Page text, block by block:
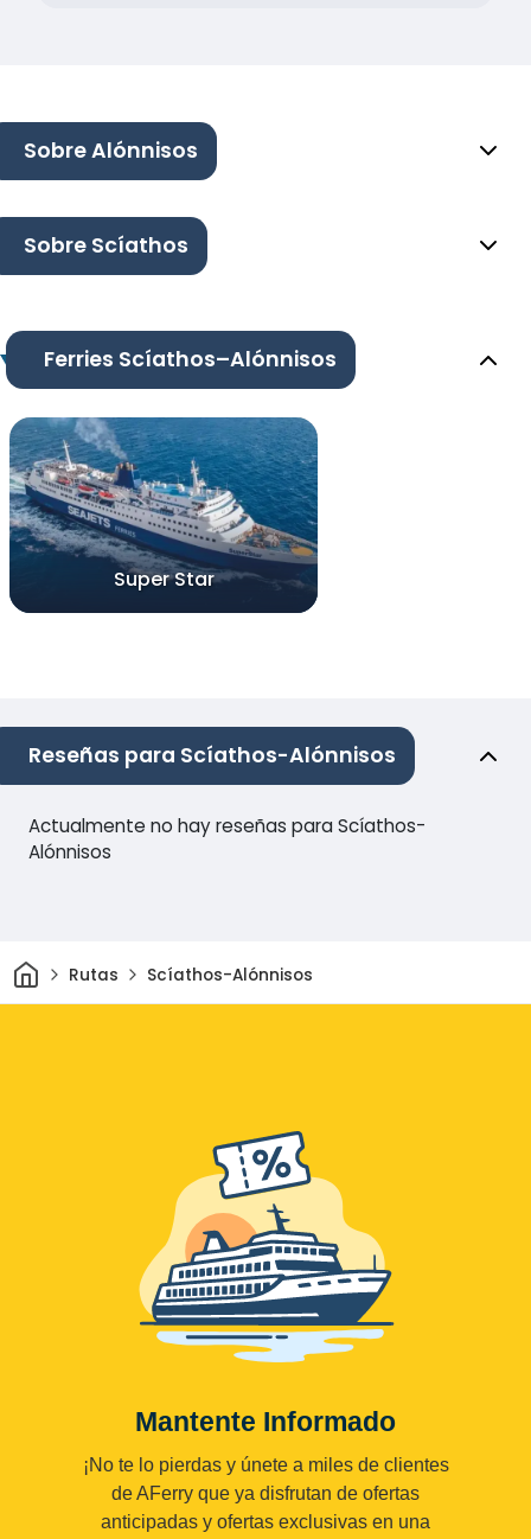
Sobre Alónnisos
Sobre Scíathos
Ferries Scíathos–Alónnisos
Super Star
Reseñas para Scíathos-Alónnisos
Actualmente no hay reseñas para Scíathos-
Alónnisos
InicioRutas Scíathos-Alónnisos
Mantente Informado
¡No te lo pierdas y únete a miles de clientes
de AFerry que ya disfrutan de ofertas
anticipadas y ofertas exclusivas en una